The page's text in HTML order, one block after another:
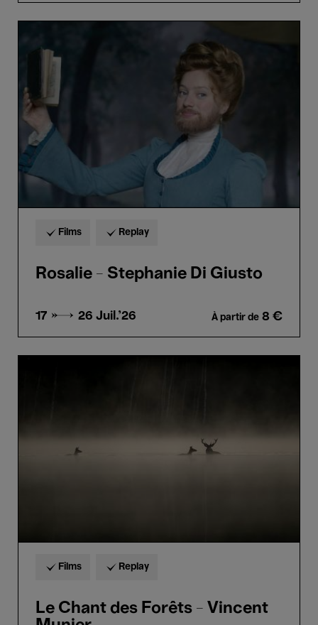
Stephanie
Films Replay
Rosalie - Stephanie Di Giusto
17 → 26 Juil.'26 À partir de 8 €
Films Replay
Le Chant des Forêts - Vincent